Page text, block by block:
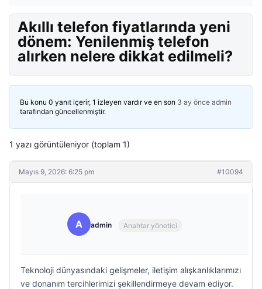
Akıllı telefon fiyatlarında yeni
dönem: Yenilenmiş telefon
alırken nelere dikkat edilmeli?
Bu konu 0 yanıt içerir, 1 izleyen vardır ve en son 3 ay önce admin
tarafından güncellenmiştir.
1 yazı görüntüleniyor (toplam 1)
Mayıs 9, 2026: 6:25 pm #10094
A admin Anahtar yönetici
Teknoloji dünyasındaki gelişmeler, iletişim alışkanlıklarımızı
ve donanım tercihlerimizi şekillendirmeye devam ediyor.